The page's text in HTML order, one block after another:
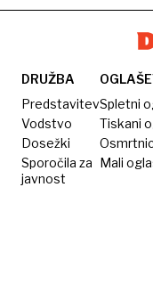
običajni
resnici
vedeli
o
zločinih
in
DRUŽBA
Predstavitev
Vodstvo
Dosežki
Sporočila za
javnost
Spletni
Tiskani
Mali